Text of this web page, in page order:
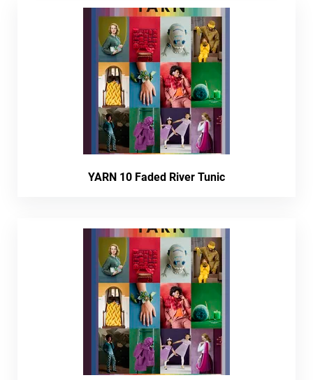
YARN 10 Faded River Tunic